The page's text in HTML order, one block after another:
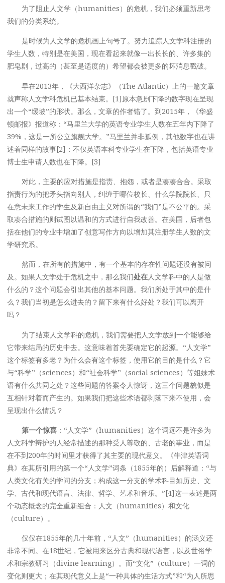
为了阻止人文学（humanities）的危机，我们必须重新思考
我们的分类系统。
是时候为人文学的危机画上句号了。努力追踪人文学科注册的
学生人数，特别是在美国，现在看起来就像一出长长的、许多集的
肥皂剧，过高的（甚至是适度的）希望都会被更多的坏消息戳破。
早在2013年，《大西洋杂志》（The Atlantic）上的一篇文章
就声称人文学科危机已基本结束。[1]原本急剧下降的数字现在呈现
出一个“缓坡”的形状。那么，文章的作者错了。到2015年，《华盛
顿邮报》报道称：“马里兰大学的英语专业学生人数在五年内下降了
39%，这是一所公立旗舰大学。”马里兰并非孤例，其他数字也在讲
述着同样的故事[2]：不仅英语本科专业学生在下降，包括英语专业
博士生申请人数也在下降。[3]
对此，主要的应对措施是指责、抱怨，或者是凑凑合合。采取
指责行为的把矛头指向别人，纠缠于哪位校长、什么学院院长、只
在意未来工作的学生及新自由主义对所谓的“我们”是不公平的。采
取凑合措施的则试图以温和的方式进行自我改善。在美国，后者包
括在他们的专业中增加了创意写作方向以增加其注册学生人数的文
学研究系。
然而，在所有的措施中，有一个基本的存在性问题还没有被问
及。如果人文学处于危机之中，那么我们处在人文学科中的人是做
什么的？这个问题会引出其他的基本问题。我们所处于其中的是什
么？我们当初是怎么进去的？留下来有什么好处？我们可以离开
吗？
为了结束人文学科的危机，我们需要把人文学放到一个能够给
它带来结局的历史中去。这意味着首先要确定它的起源。“人文学”
这个标签有多老？为什么会有这个标签，使用它的目的是什么？它
与“科学”（sciences）和“社会科学”（social sciences）等姐妹术
语有什么共同之处？这些问题的答案令人惊讶，这三个问题貌似是
互相针对着而产生的。如果我们把这些术语都剥落下来不使用，会
呈现出什么情况？
第一个惊喜 ：“人文学”（humanities）这个词远不是许多为
人文科学辩护的人经常描述的那种受人尊敬的、古老的事业，而是
在不到200年的时间里才获得了其主要的现代意义。《牛津英语词
典》在其所引用的第一个“人文学”词条（1855年的）后解释道：“与
人类文化有关的学问的分支；构成这一分支的学术科目如历史、文
学、古代和现代语言、法律、哲学、艺术和音乐。”[4]这一表述是两
个动态概念的完全重新组合：人文（humanities）和文化
（culture）。
仅仅在1855年的几十年前，“人文”（humanities）的涵义还
非常不同。在18世纪，它被用来区分古典和现代语言，以及世俗学
术和宗教研习（divine learning）。而“文化”（culture）一词的
变化则更大；在其现代意义上是“一种具体的生活方式”和“为人所思